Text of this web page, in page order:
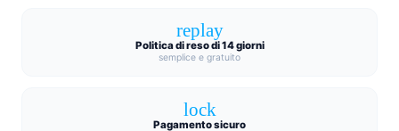
replay
Politica di reso di 14 giorni
semplice e gratuito
lock
Pagamento sicuro